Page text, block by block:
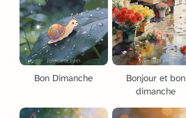
Bon Dimanche
Bonjour et bon
dimanche